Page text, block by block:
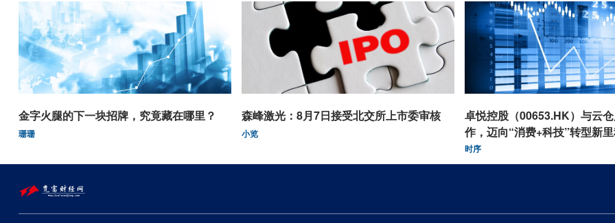
金字火腿的下一块招牌，究竟藏在哪里？
珊珊
森峰激光：8月7日接受北交所上市委审核
小览
卓悦控股（00653.HK）与云
作，迈向“消费+科技”转型新
时序